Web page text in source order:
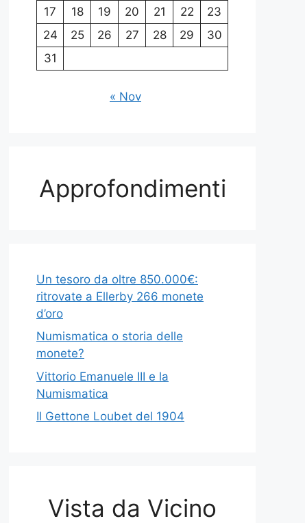
17
18 19 20 21 22
23
24
25 26 27 28 29
30
31
« Nov
Approfondimenti
Un tesoro da oltre 850.000€:
ritrovate a Ellerby 266 monete
d’oro
Numismatica o storia delle
monete?
Vittorio Emanuele III e la
Numismatica
Il Gettone Loubet del 1904
Vista da Vicino